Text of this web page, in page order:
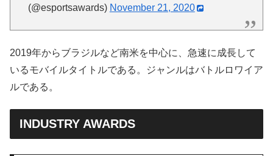
(@esportsawards) November 21, 2020
2019年からブラジルなど南米を中心に、急速に成長して
いるモバイルタイトルである。ジャンルはバトルロワイア
ルである。
INDUSTRY AWARDS